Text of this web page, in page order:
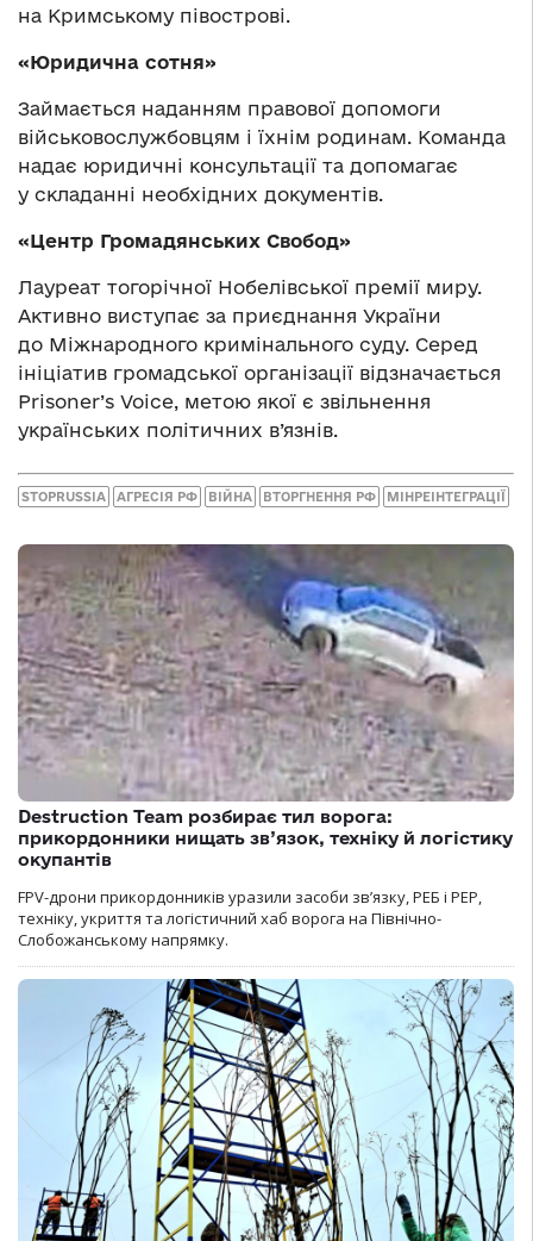
на Кримському півострові.
«Юридична сотня»
Займається наданням правової допомоги
військовослужбовцям і їхнім родинам. Команда
надає юридичні консультації та допомагає
у складанні необхідних документів.
«Центр Громадянських Свобод»
Лауреат тогорічної Нобелівської премії миру.
Активно виступає за приєднання України
до Міжнародного кримінального суду. Серед
ініціатив громадської організації відзначається
Prisoner’s Voice, метою якої є звільнення
українських політичних в’язнів.
STOPRUSSIA АГРЕСІЯ РФ ВІЙНА ВТОРГНЕННЯ РФ МІНРЕІНТЕГРАЦІЇ
Destruction Team розбирає тил ворога:
прикордонники нищать зв’язок, техніку й логістику
окупантів
FPV-дрони прикордонників уразили засоби зв’язку, РЕБ і РЕР,
техніку, укриття та логістичний хаб ворога на Північно-
Слобожанському напрямку.